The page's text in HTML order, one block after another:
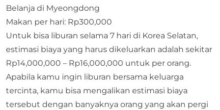
Belanja di Myeongdong
Makan per hari: Rp300,000
Untuk bisa liburan selama 7 hari di Korea Selatan,
estimasi biaya yang harus dikeluarkan adalah sekitar
Rp14,000,000 – Rp16,000,000 untuk per orang.
Apabila kamu ingin liburan bersama keluarga
tercinta, kamu bisa mengalikan estimasi biaya
tersebut dengan banyaknya orang yang akan pergi